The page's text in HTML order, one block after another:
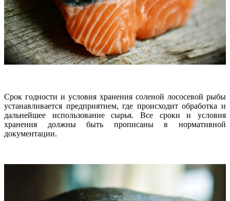
Срок годности и условия хранения соленой лососевой рыбы
устанавливается предприятием, где происходит обработка и
дальнейшее использование сырья. Все сроки и условия
хранения должны быть прописаны в нормативной
документации.